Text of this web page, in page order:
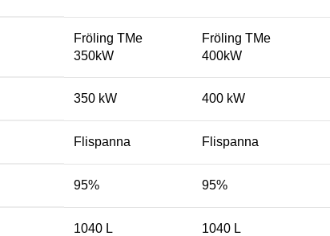
Fröling TMe
350kW
Fröling TMe
400kW
350 kW 400 kW
Flispanna Flispanna
95% 95%
1040 L 1040 L